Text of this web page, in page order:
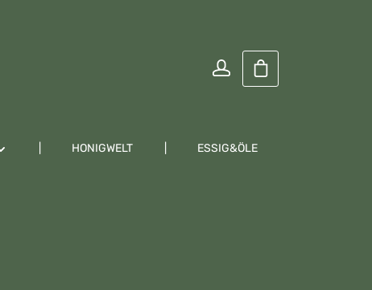
Warenkorb
HONIGWELT ESSIG&ÖLE